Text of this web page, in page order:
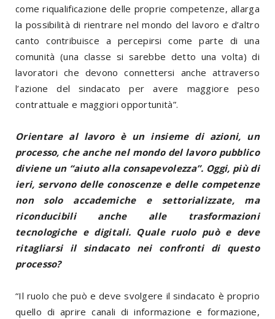
come riqualificazione delle proprie competenze, allarga
la possibilità di rientrare nel mondo del lavoro e d’altro
canto contribuisce a percepirsi come parte di una
comunità (una classe si sarebbe detto una volta) di
lavoratori che devono connettersi anche attraverso
l’azione del sindacato per avere maggiore peso
contrattuale e maggiori opportunità”.
Orientare al lavoro è un insieme di azioni, un
processo, che anche nel mondo del lavoro pubblico
diviene un “aiuto alla consapevolezza”. Oggi, più di
ieri, servono delle conoscenze e delle competenze
non solo accademiche e settorializzate, ma
riconducibili anche alle trasformazioni
tecnologiche e digitali. Quale ruolo può e deve
ritagliarsi il sindacato nei confronti di questo
processo?
“Il ruolo che può e deve svolgere il sindacato è proprio
quello di aprire canali di informazione e formazione,